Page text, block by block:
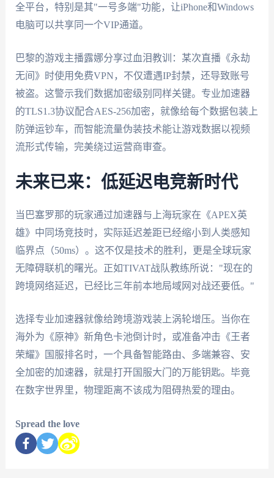
全平台，特别是其"一号多端"功能，让iPhone和Windows
电脑可以共享同一个VIP通道。
巴黎的游戏主播露娜分享过血泪教训：某次直播《永劫
无间》时使用免费VPN，不仅遭遇IP封禁，还导致账号
被盗。这警示我们数据加密级别同样关键。专业加速器
的TLS1.3协议配合AES-256加密，就像给每个数据包装上
防弹运钞车，而智能流量伪装技术能让游戏数据以视频
流形式传输，完美绕过运营商审查。
未来已来：低延迟电竞新时代
当巴塞罗那的玩家通过加速器与上海玩家在《APEX英
雄》中同场竞技时，实际延迟差距已经缩小到人类感知
临界点（50ms）。这不仅是技术的胜利，更是全球玩家
无障碍联机的曙光。正如TIVAT战队教练所说："现在的
跨境网络延迟，已经比三年前本地局域网对战还要低。"
选择专业加速器就像给跨境游戏装上涡轮增压。当你在
海外为《原神》新角色卡池倒计时，或准备冲击《王者
荣耀》国服排名时，一个具备智能路由、多端兼容、安
全加密的加速器，就是打开国服大门的万能钥匙。毕竟
在数字世界里，物理距离不该成为阻碍热爱的理由。
Spread the love